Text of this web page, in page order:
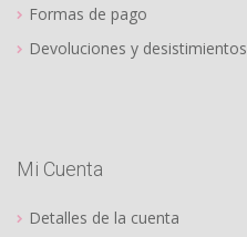
Formas de pago
Devoluciones y desistimientos
Mi Cuenta
Detalles de la cuenta